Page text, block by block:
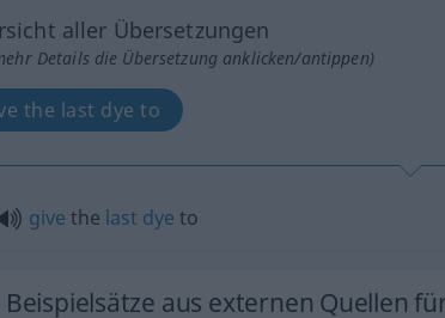
aller Übersetzungen
Details die Übersetzung anklicken/antippen)
the last dye to
give the last dye to
Beispielsätze aus externen Quellen